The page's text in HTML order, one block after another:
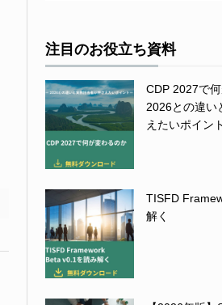
注目のお役立ち資料
CDP 2027で
2026との違い
えたいポイン
TISFD
解く